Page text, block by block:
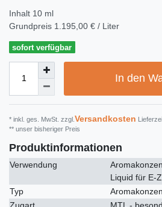
Inhalt 10 ml
Grundpreis 1.195,00 € / Liter
sofort verfügbar
In den
* inkl. ges. MwSt. zzgl. Versandkosten
** unser bisheriger Preis
Produktinformationen
Verwendung
Liquid für E-
Typ